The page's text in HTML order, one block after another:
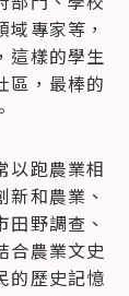
專家等，
這樣的學生
區，最棒的
以跑農業相
和農業、
野調查、
合農業文史
的歷史記憶